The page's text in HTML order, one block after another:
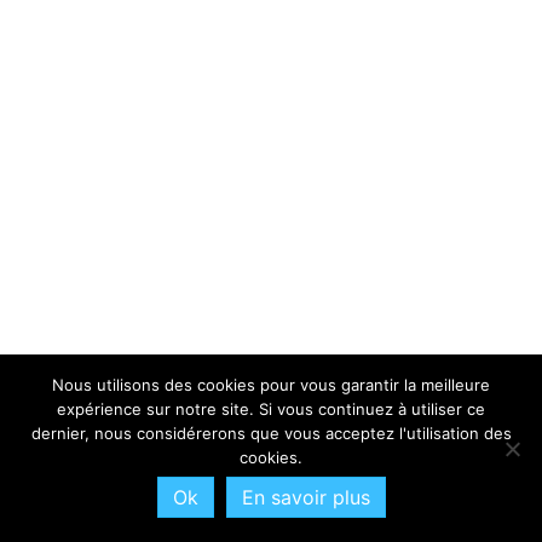
Nous utilisons des cookies pour vous garantir la meilleure
expérience sur notre site. Si vous continuez à utiliser ce
dernier, nous considérerons que vous acceptez l'utilisation des
cookies.
Ok En savoir plus